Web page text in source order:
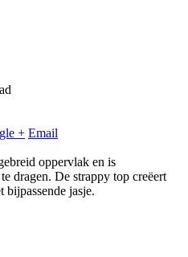
+ Email
oppervlak en is
dragen. De strappy top creëert
jasje.